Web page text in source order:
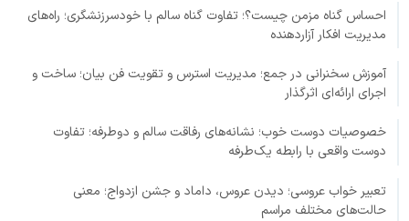
احساس گناه مزمن چیست؟؛ تفاوت گناه سالم با خودسرزنشگری؛ راه‌های
مدیریت افکار آزاردهنده
آموزش سخنرانی در جمع؛ مدیریت استرس و تقویت فن بیان؛ ساخت و
اجرای ارائه‌ای اثرگذار
خصوصیات دوست خوب؛ نشانه‌های رفاقت سالم و دوطرفه؛ تفاوت
دوست واقعی با رابطه یک‌طرفه
تعبیر خواب عروسی؛ دیدن عروس، داماد و جشن ازدواج؛ معنی
حالت‌های مختلف مراسم